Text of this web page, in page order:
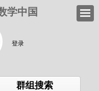
学中国
登录
群组搜索